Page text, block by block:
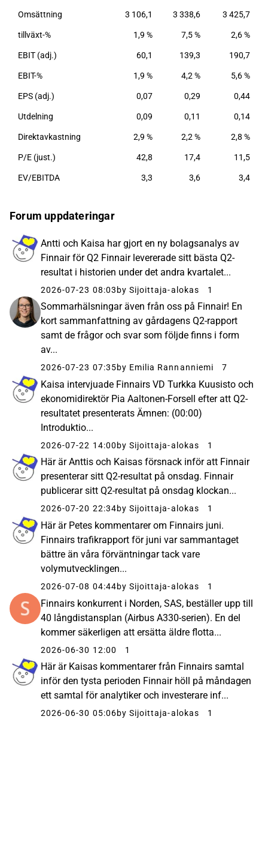
Omsättning 3 106,1 3 338,6 3 425,7
tillväxt-% 1,9 % 7,5 % 2,6 %
EBIT (adj.) 60,1 139,3 190,7
EBIT-% 1,9 % 4,2 % 5,6 %
EPS (adj.) 0,07 0,29 0,44
Utdelning 0,09 0,11 0,14
Direktavkastning 2,9 % 2,2 % 2,8 %
P/E (just.) 42,8 17,4 11,5
EV/EBITDA 3,3 3,6 3,4
Forum uppdateringar
Antti och Kaisa har gjort en ny bolagsanalys av
Finnair för Q2 Finnair levererade sitt bästa Q2-
resultat i historien under det andra kvartalet...
2026-07-23 08:03by Sijoittaja-alokas 1
Sommarhälsningar även från oss på Finnair! En
kort sammanfattning av gårdagens Q2-rapport
samt de frågor och svar som följde finns i form
av...
2026-07-23 07:35by Emilia Rannanniemi 7
Kaisa intervjuade Finnairs VD Turkka Kuusisto och
ekonomidirektör Pia Aaltonen-Forsell efter att Q2-
resultatet presenterats Ämnen: (00:00)
Introduktio...
2026-07-22 14:00 by Sijoittaja-alokas 1
Här är Anttis och Kaisas försnack inför att Finnair
presenterar sitt Q2-resultat på onsdag. Finnair
publicerar sitt Q2-resultat på onsdag klockan...
2026-07-20 22:34by Sijoittaja-alokas 1
Här är Petes kommentarer om Finnairs juni.
Finnairs trafikrapport för juni var sammantaget
bättre än våra förväntningar tack vare
volymutvecklingen...
2026-07-08 04:44by Sijoittaja-alokas 1
Finnairs konkurrent i Norden, SAS, beställer upp till
40 långdistansplan (Airbus A330-serien). En del
kommer säkerligen att ersätta äldre flotta...
2026-06-30 12:00 1
Här är Kaisas kommentarer från Finnairs samtal
inför den tysta perioden Finnair höll på måndagen
ett samtal för analytiker och investerare inf...
2026-06-30 05:06by Sijoittaja-alokas 1